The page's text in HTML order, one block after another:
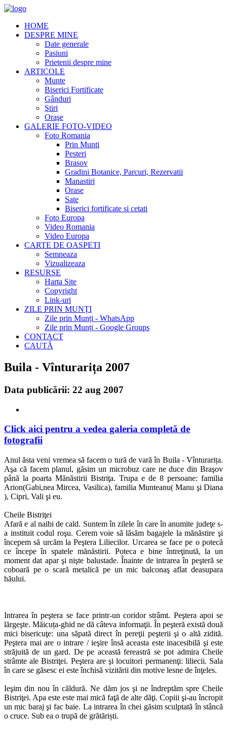
HOME
DESPRE MINE
Date generale
Pasiuni
Prietenii despre mine
ARTICOLE
Munte
Biserici Fortificate
Gânduri
Ştiri
Oraşe
GALERIE FOTO-VIDEO
Foto Romania
Prin Munti
Pesteri
Brasov
Gradini Botanice, Parcuri, Rezervatii
Manastiri
Orase
Sate
Biserici fortificate si cetati
Foto Europa
Video Romania
Video Europa
CARTE DE OASPETI
Semneaza
Vizualizeaza
RESURSE
Harta Site
Copyright
Link-uri
ZILE PRIN MUNȚI
Zile prin Munți - WhatsApp
Zile prin Munți - Google Groups
CONTACT
CAUTĂ
Buila - Vînturarița 2007
Data publicării: 22 aug 2007
Click aici pentru a vedea galeria completă de
fotografii
Anul ăsta veni vremea să facem o tură de vară în Buila - Vînturarița.
Aşa că facem planul, găsim un microbuz care ne duce din Braşov
până la poarta Mănăstirii Bistriţa. Trupa e de 8 persoane: familia
Arion(Gabi,nea Mircea, Vasilica), familia Munteanu( Manu şi Diana
), Cipri, Vali şi eu.
Cheile Bistriţei
Afară e al naibi de cald. Suntem în zilele în care în anumite judeţe s-
a instituit codul roşu. Cerem voie să lăsăm bagajele la mănăstire şi
începem să urcăm la Peştera Liliecilor. Urcarea se face pe o potecă
ce începe în spatele mănăstirii. Poteca e bine întreţinută, la un
moment dat apar şi nişte balustade. Înainte de intrarea în peşteră se
coboară pe o scară metalică pe un mic balconaş aflat deasupara
hăului.
Intrarea în peştera se face printr-un coridor strâmt. Peştera apoi se
lărgeşte. Măicuța-ghid ne dă câteva informaţii. În peşteră există două
mici bisericuţe: una săpată direct în pereţii peşterii şi o altă zidită.
Peştera mai are o intrare / ieşire însă aceasta este inacesibilă şi este
străjuită de un gard. De pe această fereastră se pot admira Cheile
strâmte ale Bistriţei. Peştera are şi locuitori permanenţi: liliecii. Sala
în care se găsesc ei este închisă vizitării din motive lesne de înţeles.
Ieşim din nou în căldură. Ne dăm jos şi ne îndreptăm spre Cheile
Bistriţei. Apa este este mai mică faţă de alte dăţi. Copiii şi-au încropit
un mic baraj şi fac baie. La intrarea în chei găsim sculptată în stâncă
o cruce. Sub ea o trupă de grătăriști.